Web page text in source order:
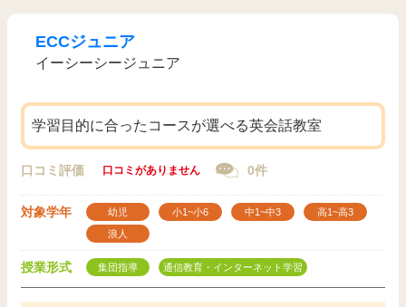
ECCジュニア
イーシーシージュニア
学習目的に合ったコースが選べる英会話教室
口コミ評価 口コミがありません 0件
対象学年 幼児 小1~小6 中1~中3
高1~高3
浪人
授業形式 集団指導 通信教育・インターネット学習